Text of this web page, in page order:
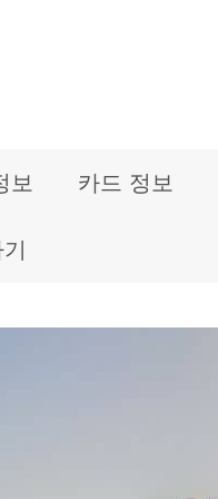
보 카드 정보